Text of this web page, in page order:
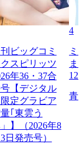
ビッグコミ
スピリッツ
年36・37合
【デジタル
定グラビア
｢東雲う
】（2026年8
日発売号）
4
ミ
ま
129
青